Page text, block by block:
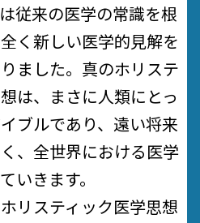
従来の医学の常識を根
く新しい医学的見解を
ました。真のホリステ
は、まさに人類にとっ
ブルであり、遠い将来
、全世界における医学
いきます。
リスティック医学思想